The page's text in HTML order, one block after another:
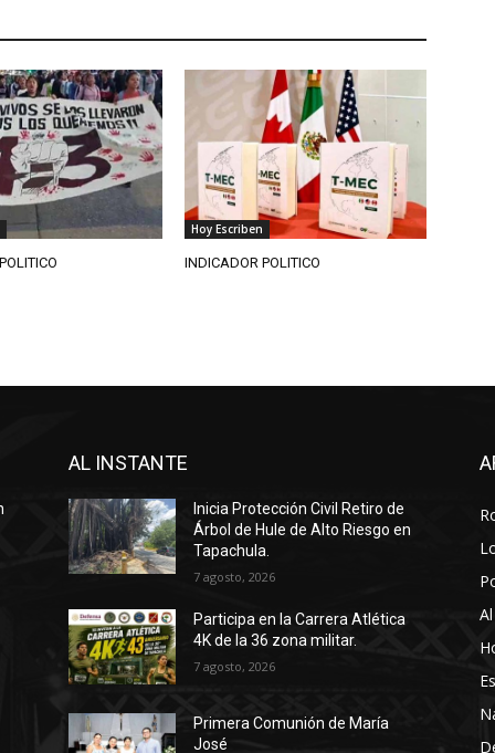
Hoy Escriben
INDICADOR POLITICO
AL INSTANTE
Inicia Protección Civil Retiro de
Árbol de Hule de Alto Riesgo en
Tapachula.
7 agosto, 2026
Participa en la Carrera Atlética
4K de la 36 zona militar.
7 agosto, 2026
Primera Comunión de María
José